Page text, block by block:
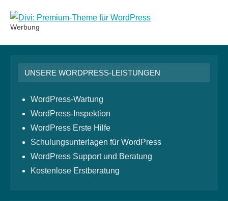
Werbung
UNSERE WORDPRESS-LEISTUNGEN
WordPress-Wartung
WordPress-Inspektion
WordPress Erste Hilfe
Schulungsunterlagen für WordPress
WordPress Support und Beratung
Kostenlose Erstberatung